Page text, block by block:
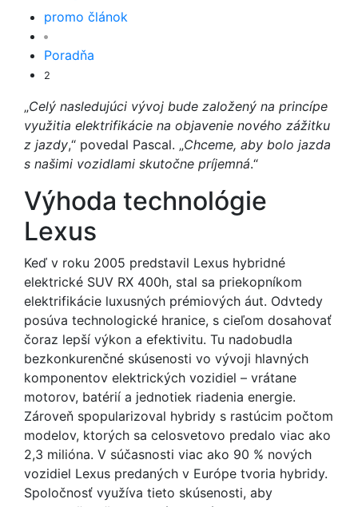
promo článok
Poradňa
2
„Celý nasledujúci vývoj bude založený na princípe
využitia elektrifikácie na objavenie nového zážitku
z jazdy,“ povedal Pascal. „Chceme, aby bolo jazda
s našimi vozidlami skutočne príjemná.“
Výhoda technológie
Lexus
Keď v roku 2005 predstavil Lexus hybridné
elektrické SUV RX 400h, stal sa priekopníkom
elektrifikácie luxusných prémiových áut. Odvtedy
posúva technologické hranice, s cieľom dosahovať
čoraz lepší výkon a efektivitu. Tu nadobudla
bezkonkurenčné skúsenosti vo vývoji hlavných
komponentov elektrických vozidiel – vrátane
motorov, batérií a jednotiek riadenia energie.
Zároveň spopularizoval hybridy s rastúcim počtom
modelov, ktorých sa celosvetovo predalo viac ako
2,3 milióna. V súčasnosti viac ako 90 % nových
vozidiel Lexus predaných v Európe tvoria hybridy.
Spoločnosť využíva tieto skúsenosti, aby